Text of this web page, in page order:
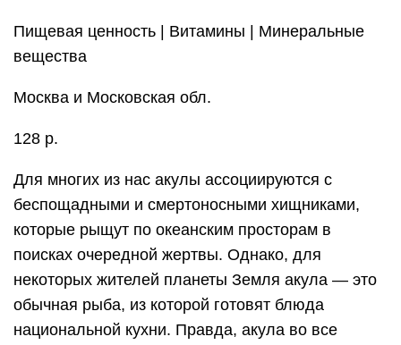
Пищевая ценность | Витамины | Минеральные
вещества
Москва и Московская обл.
128 р.
Для многих из нас акулы ассоциируются с
беспощадными и смертоносными хищниками,
которые рыщут по океанским просторам в
поисках очередной жертвы. Однако, для
некоторых жителей планеты Земля акула — это
обычная рыба, из которой готовят блюда
национальной кухни. Правда, акула во все